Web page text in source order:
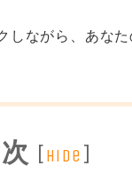
ながら、あな
[hide ]